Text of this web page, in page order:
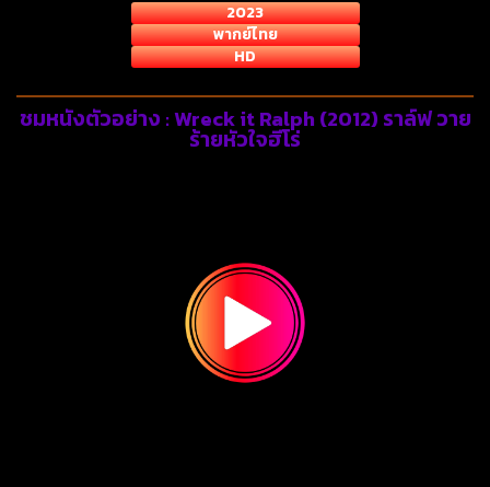
2023
พากย์ไทย
HD
ชมหนังตัวอย่าง : Wreck it Ralph (2012) ราล์ฟ วาย
ร้ายหัวใจฮีโร่